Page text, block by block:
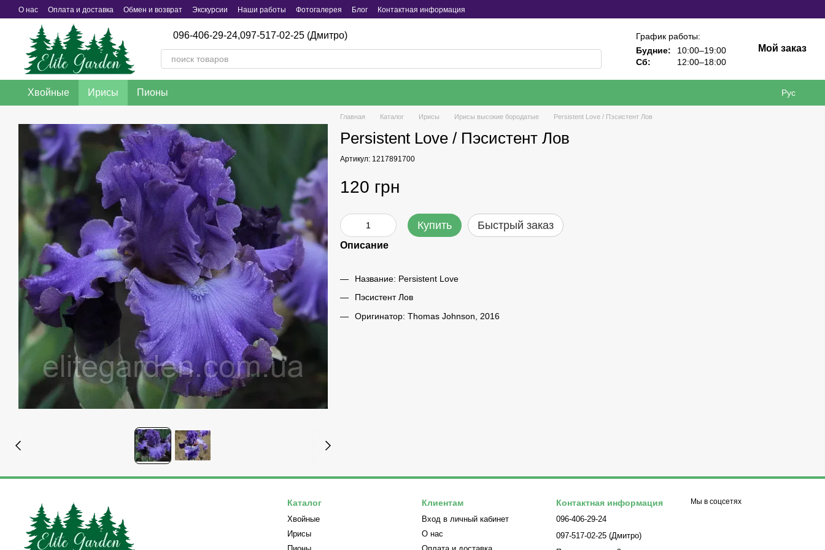
Перейти к основному контенту
О нас Оплата и доставка Обмен и возврат Экскурсии Наши работы Фотогалерея Блог Контактная информация
096-406-29-24,097-517-02-25 (Дмитро)
График работы:
Будние:
10:00–19:00
Сб:
12:00–18:00
Мой заказ
Хвойные Ирисы Пионы Рус
Главная Каталог Ирисы Ирисы высокие бородатые Persistent Love / Пэсистент Лов
Persistent Love / Пэсистент Лов
Артикул: 1217891700
120 грн
Купить Быстрый заказ
Описание
Название: Persistent Love
Пэсистент Лов
Оригинатор: Thomas Johnson, 2016
Каталог
Хвойные
Ирисы
Клиентам
Вход в личный кабинет
О нас
Контактная информация
096-406-29-24
097-517-02-25 (Дмитро)
Мы в соцсетях